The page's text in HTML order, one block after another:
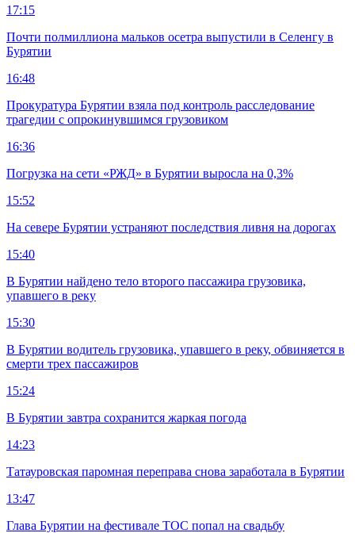
17:15
Почти полмиллиона мальков осетра выпустили в Селенгу в
Бурятии
16:48
Прокуратура Бурятии взяла под контроль расследование
трагедии с опрокинувшимся грузовиком
16:36
Погрузка на сети «РЖД» в Бурятии выросла на 0,3%
15:52
На севере Бурятии устраняют последствия ливня на дорогах
15:40
В Бурятии найдено тело второго пассажира грузовика,
упавшего в реку
15:30
В Бурятии водитель грузовика, упавшего в реку, обвиняется в
смерти трех пассажиров
15:24
В Бурятии завтра сохранится жаркая погода
14:23
Татауровская паромная переправа снова заработала в Бурятии
13:47
Глава Бурятии на фестивале ТОС попал на свадьбу